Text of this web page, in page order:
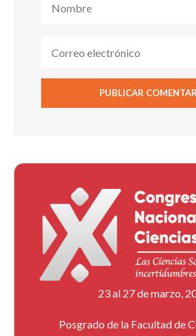
23 al 27 de marzo,
Posgrado de la Facultad de